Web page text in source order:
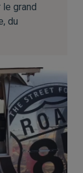
grand
du